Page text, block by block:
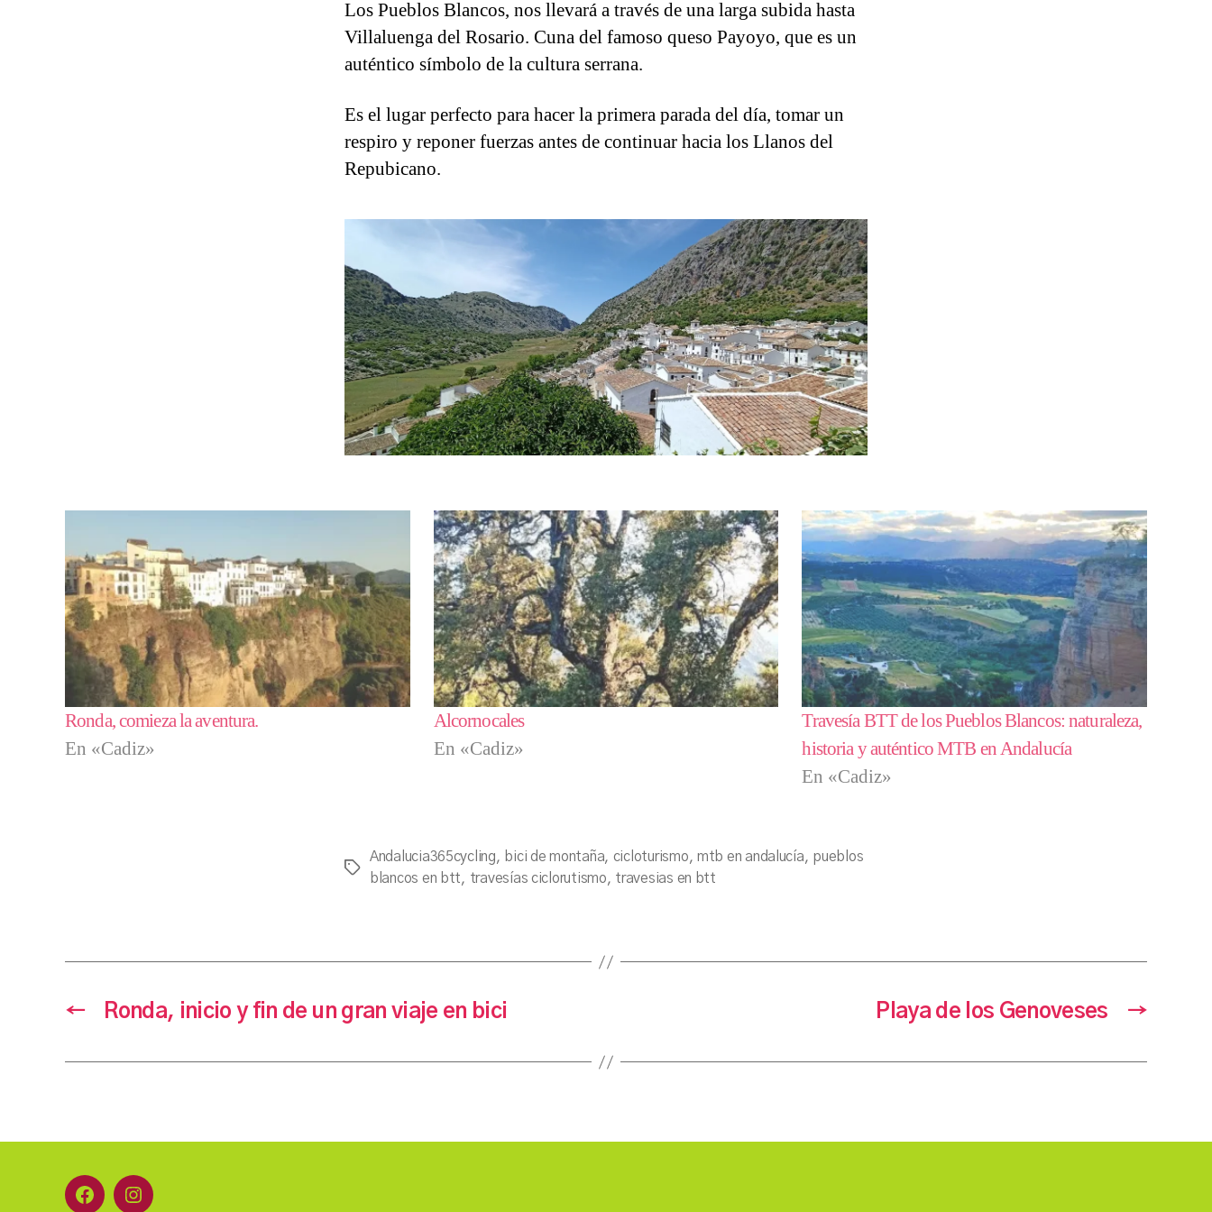
Los Pueblos Blancos, nos llevará a través de una larga subida hasta
Villaluenga del Rosario. Cuna del famoso queso Payoyo, que es un
auténtico símbolo de la cultura serrana.
Es el lugar perfecto para hacer la primera parada del día, tomar un
respiro y reponer fuerzas antes de continuar hacia los Llanos del
Repubicano.
Ronda, comieza la aventura.
En «Cadiz»
Alcornocales
En «Cadiz»
Travesía BTT de los Pueblos Blancos: naturaleza,
historia y auténtico MTB en Andalucía
En «Cadiz»
Etiquetas
Andalucia365cycling, bici de montaña, cicloturismo, mtb en andalucía, pueblos
blancos en btt, travesías ciclorutismo, travesias en btt
← Ronda, inicio y fin de un gran viaje en bici →
Playa de los Genoveses
FacebookInstagram